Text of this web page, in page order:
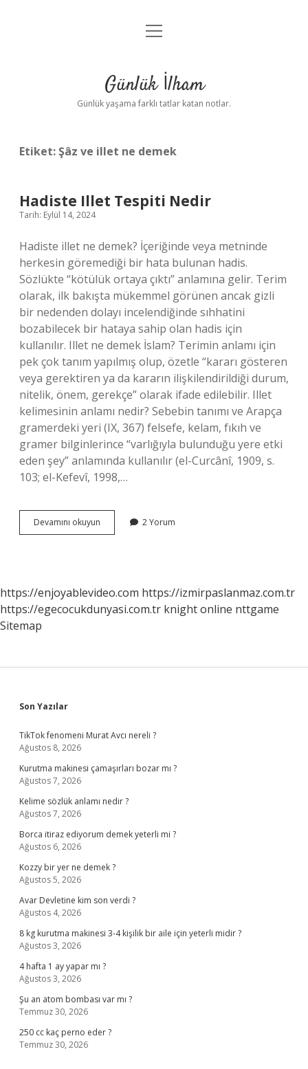
Anasayfa
Yasal Uyarı
menüyü
Günlük İlham
Günlük yaşama farklı tatlar katan notlar.
Etiket:Şâz ve illet ne demek
Hadiste Illet Tespiti Nedir
Tarih: Eylül 14, 2024
Hadiste illet ne demek? İçeriğinde veya metninde
herkesin göremediği bir hata bulunan hadis.
Sözlükte “kötülük ortaya çıktı” anlamına gelir. Terim
olarak, ilk bakışta mükemmel görünen ancak gizli
bir nedenden dolayı incelendiğinde sıhhatini
bozabilecek bir hataya sahip olan hadis için
kullanılır. Illet ne demek İslam? Terimin anlamı için
pek çok tanım yapılmış olup, özetle “kararı gösteren
veya gerektiren ya da kararın ilişkilendirildiği durum,
nitelik, önem, gerekçe” olarak ifade edilebilir. Illet
kelimesinin anlamı nedir? Sebebin tanımı ve Arapça
gramerdeki yeri (IX, 367) felsefe, kelam, fıkıh ve
gramer bilginlerince “varlığıyla bulunduğu yere etki
eden şey” anlamında kullanılır (el-Curcânî, 1909, s.
103; el-Kefevî, 1998,…
Devamını okuyun
Illet
2 Yorum
https://enjoyablevideo.com https://izmirpaslanmaz.com.tr
https://egecocukdunyasi.com.tr knight online nttgame
Sitemap
Sidebar
Son Yazılar
TikTok fenomeni Murat Avcı nereli ?
Ağustos 8, 2026
Kurutma makinesi çamaşırları bozar mı ?
Ağustos 7, 2026
Kelime sözlük anlamı nedir ?
Ağustos 7, 2026
Borca itiraz ediyorum demek yeterli mi ?
Ağustos 6, 2026
Kozzy bir yer ne demek ?
Ağustos 5, 2026
Avar Devletine kim son verdi ?
Ağustos 4, 2026
8 kg kurutma makinesi 3-4 kişilik bir aile için yeterli midir ?
Ağustos 3, 2026
4 hafta 1 ay yapar mı ?
Ağustos 3, 2026
Şu an atom bombası var mı ?
Temmuz 30, 2026
250 cc kaç perno eder ?
Temmuz 30, 2026